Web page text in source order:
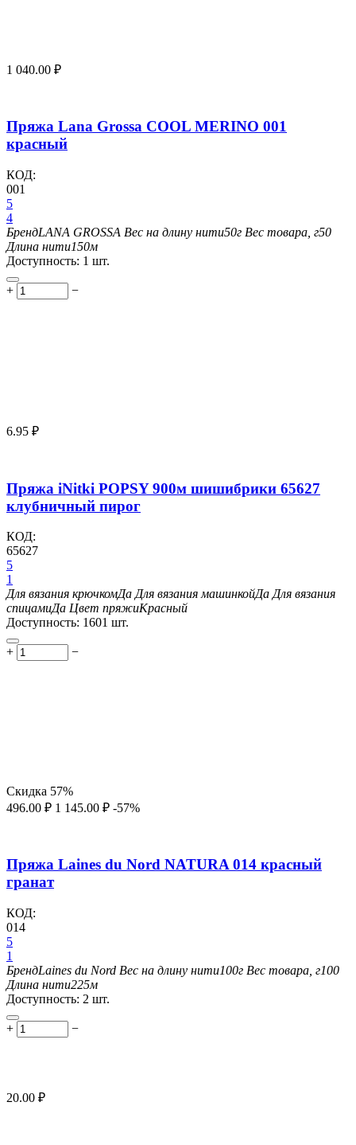
1 040.00 ₽
Пряжа Lana Grossa COOL MERINO 001
красный
КОД:
001
5
4
БрендLANA GROSSA Вес на длину нити50г Вес товара, г50
Длина нити150м
Доступность: 1 шт.
+ −
6.95 ₽
Пряжа iNitki POPSY 900м шишибрики 65627
клубничный пирог
КОД:
65627
5
1
Для вязания крючкомДа Для вязания машинкойДа Для вязания
спицамиДа Цвет пряжиКрасный
Доступность: 1601 шт.
+ −
Скидка 57%
496.00 ₽ 1 145.00 ₽ -57%
Пряжа Laines du Nord NATURA 014 красный
гранат
КОД:
014
5
1
БрендLaines du Nord Вес на длину нити100г Вес товара, г100
Длина нити225м
Доступность: 2 шт.
+ −
20.00 ₽